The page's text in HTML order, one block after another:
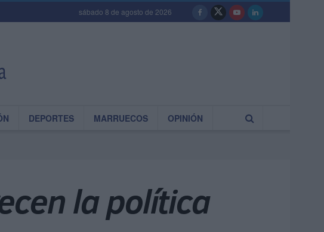
sábado 8 de agosto de 2026
DEPORTES MARRUECOS OPINIÓN
la política